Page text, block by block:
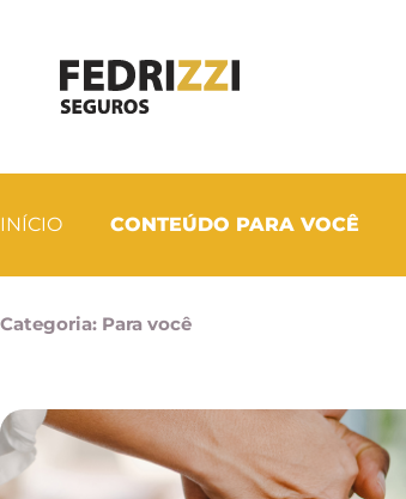
INÍCIO CONTEÚDO PARA VOCÊ
Categoria: Para você